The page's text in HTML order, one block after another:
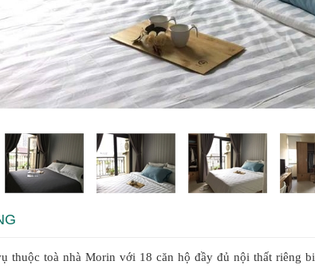
thuộc toà nhà Morin với 18 căn hộ đầy đủ nội thất riêng